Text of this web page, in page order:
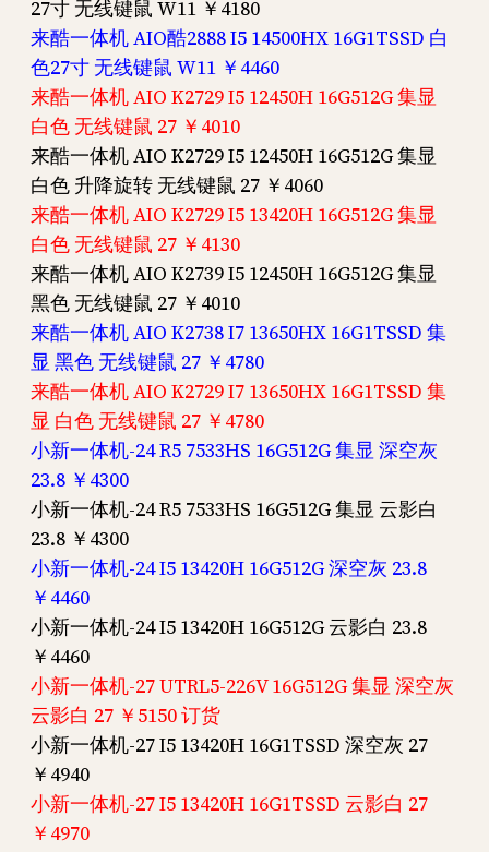
27寸 无线键鼠 W11 ￥4180
来酷一体机 AIO酷2888 I5 14500HX 16G1TSSD 白
色27寸 无线键鼠 W11 ￥4460
来酷一体机 AIO K2729 I5 12450H 16G512G 集显
白色 无线键鼠 27 ￥4010
来酷一体机 AIO K2729 I5 12450H 16G512G 集显
白色 升降旋转 无线键鼠 27 ￥4060
来酷一体机 AIO K2729 I5 13420H 16G512G 集显
白色 无线键鼠 27 ￥4130
来酷一体机 AIO K2739 I5 12450H 16G512G 集显
黑色 无线键鼠 27 ￥4010
来酷一体机 AIO K2738 I7 13650HX 16G1TSSD 集
显 黑色 无线键鼠 27 ￥4780
来酷一体机 AIO K2729 I7 13650HX 16G1TSSD 集
显 白色 无线键鼠 27 ￥4780
小新一体机-24 R5 7533HS 16G512G 集显 深空灰
23.8 ￥4300
小新一体机-24 R5 7533HS 16G512G 集显 云影白
23.8 ￥4300
小新一体机-24 I5 13420H 16G512G 深空灰 23.8
￥4460
小新一体机-24 I5 13420H 16G512G 云影白 23.8
￥4460
小新一体机-27 UTRL5-226V 16G512G 集显 深空灰
云影白 27 ￥5150 订货
小新一体机-27 I5 13420H 16G1TSSD 深空灰 27
￥4940
小新一体机-27 I5 13420H 16G1TSSD 云影白 27
￥4970